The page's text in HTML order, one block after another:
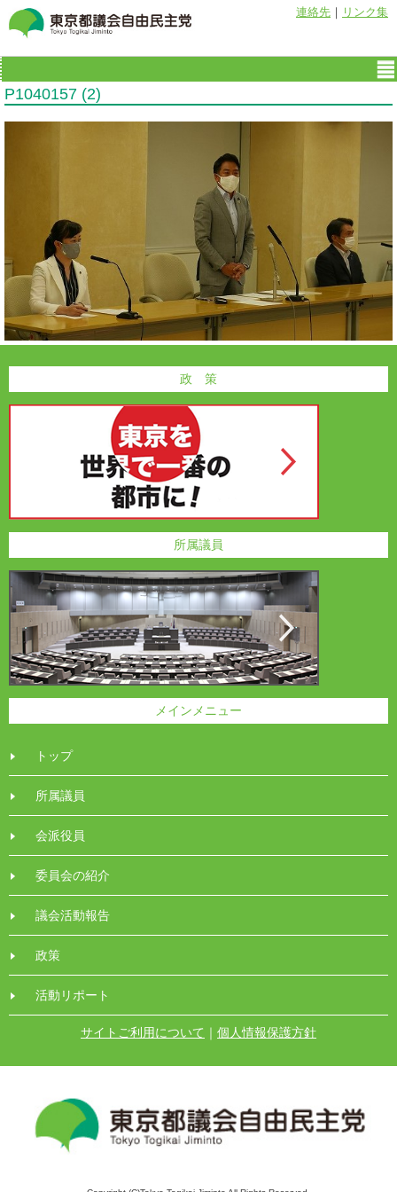
連絡先 ｜ リンク集
P1040157 (2)
政 策
所属議員
メインメニュー
トップ
所属議員
会派役員
委員会の紹介
議会活動報告
政策
活動リポート
サイトご利用について ｜ 個人情報保護方針